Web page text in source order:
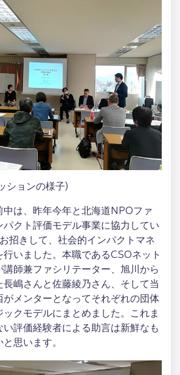
ションの様子)
中は、昨年今年と北海道NPOファ
クト評価モデル事業に協力してい
招きして、社会的インパクトマネ
いました。本職であるCSOネット
師兼ファシリテーター、旭川から
嶋さんと佐藤綾乃さん、そして当
メンターとなってそれぞれの団体
クモデルにまとめました。これま
評価経験者による助言は新鮮なも
思います。